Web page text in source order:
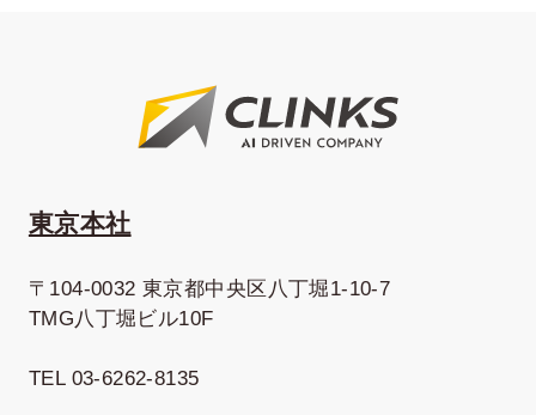
東京本社
〒104-0032 東京都中央区八丁堀1-10-7
TMG八丁堀ビル10F
TEL 03-6262-8135